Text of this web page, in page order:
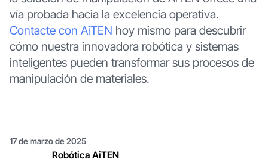
vía probada hacia la excelencia operativa.
Contacte con AiTEN hoy mismo para descubrir
cómo nuestra innovadora robótica y sistemas
inteligentes pueden transformar sus procesos de
manipulación de materiales.
17 de marzo de 2025
Robótica AiTEN